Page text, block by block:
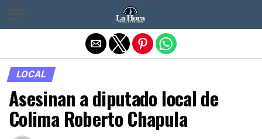
LOCAL
Asesinan a diputado local de
Colima Roberto Chapula
Salir de la versión móvil